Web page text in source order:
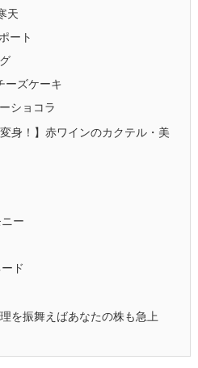
天
ート
ーズケーキ
ショコラ
身！】赤ワインのカクテル・美
ー
ド
を振舞えばあなたの株も急上